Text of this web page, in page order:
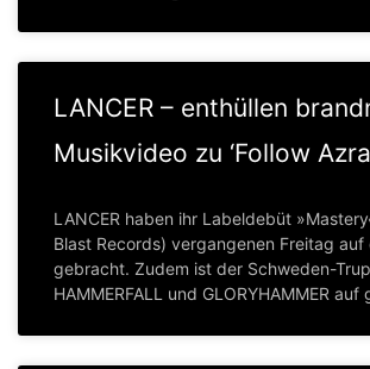
LANCER – enthüllen
Musikvideo zu ‘Follow
LANCER haben ihr Labeldebüt
Blast Records) vergangenen Freitag
gebracht. Zudem ist der Schweden-
HAMMERFALL und GLORYHAMMER auf